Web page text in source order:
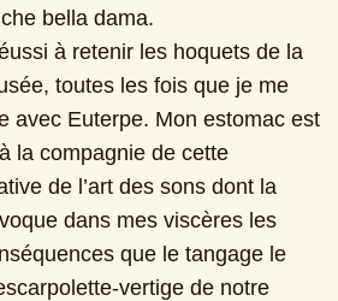
bella dama.
à retenir les hoquets de la
toutes les fois que je me
avec Euterpe. Mon estomac est
la compagnie de cette
de l’art des sons dont la
dans mes viscères les
que le tangage le
vertige de notre